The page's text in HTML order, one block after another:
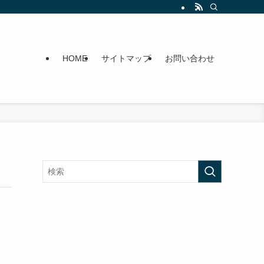
HOME サイトマップ お問い合わせ